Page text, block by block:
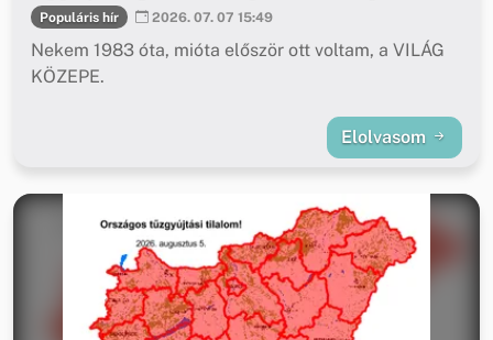
Populáris hír 2026. 07. 07 15:49
Nekem 1983 óta, mióta először ott voltam, a VILÁG
KÖZEPE.
Elolvasom